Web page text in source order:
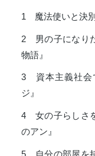
1 魔法使いと決
2 男の子になり
物語』
3 資本主義社会
ジ』
4 女の子らしさ
のアン』
5 自分の部屋を